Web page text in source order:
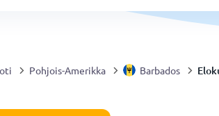
Pohjois-Amerikka Barbados